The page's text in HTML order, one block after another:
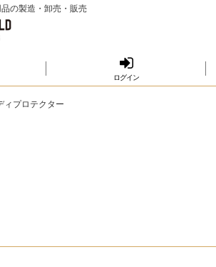
の製造・卸売・販売
ログイン
ィプロテクター